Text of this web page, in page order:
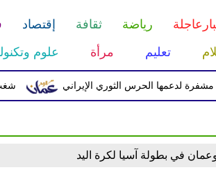
رياضة ثقافة إقتصاد
تعليم مرأة علوم
شغب في لدعمها الحرس الثوري الإيراني
في بطولة آسيا لكرة اليد